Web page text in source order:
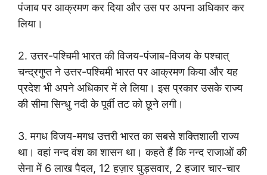
पंजाब पर आक्रमण कर दिया और उस पर अपना अधिकार कर
लिया।
2. उत्तर-पश्चिमी भारत की विजय-पंजाब-विजय के पश्चात्
चन्द्रगुप्त ने उत्तर-पश्चिमी भारत पर आक्रमण किया और यह
प्रदेश भी अपने अधिकार में ले लिया। इस प्रकार उसके राज्य
की सीमा सिन्धु नदी के पूर्वी तट को छूने लगी।
3. मगध विजय-मगध उत्तरी भारत का सबसे शक्तिशाली राज्य
था। वहां नन्द वंश का शासन था। कहते हैं कि नन्द राजाओं की
सेना में 6 लाख पैदल, 12 हज़ार घुड़सवार, 2 हजार चार-चार